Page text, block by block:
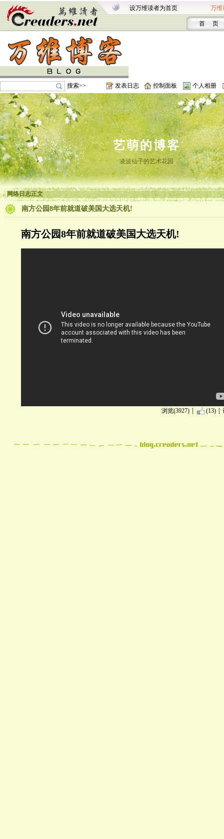
设万维读者为首页 万维
首 页
搜索>> 发表日志 控制面板 个人相册
艺萌的博客
凌波仙子的艺术花园
网络日志正文
南方公园8年前就道破美国大选天机!
南方公园8年前就道破美国大选天机!
浏览(3927) (13)